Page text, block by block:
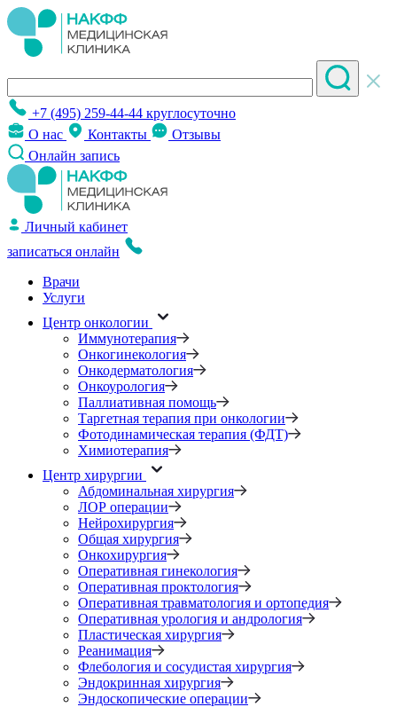
+7 (495) 259-44-44 круглосуточно
О нас
Контакты
Отзывы
Онлайн запись
Личный кабинет
записаться онлайн
Врачи
Услуги
Центр онкологии
Иммунотерапия
Онкогинекология
Онкодерматология
Онкоурология
Паллиативная помощь
Таргетная терапия при онкологии
Фотодинамическая терапия (ФДТ)
Химиотерапия
Центр хирургии
Абдоминальная хирургия
ЛОР операции
Нейрохирургия
Общая хирургия
Онкохирургия
Оперативная гинекология
Оперативная проктология
Оперативная травматология и ортопедия
Оперативная урология и андрология
Пластическая хирургия
Реанимация
Флебология и сосудистая хирургия
Эндокринная хирургия
Эндоскопические операции